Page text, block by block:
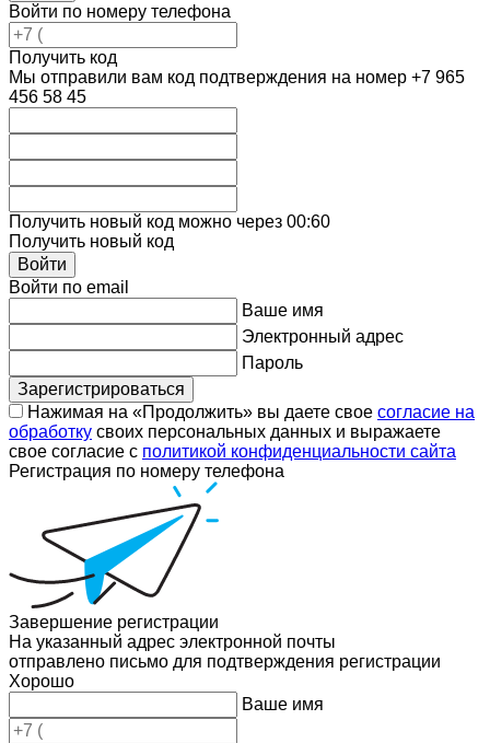
Войти по номеру телефона
Получить код
Мы отправили вам код подтверждения на номер +7 965
456 58 45
Получить новый код можно через 00:60
Получить новый код
Войти
Войти по email
Ваше имя
Электронный адрес
Пароль
Зарегистрироваться
Нажимая на «Продолжить» вы даете свое согласие на
обработку своих персональных данных и выражаете
свое согласие с политикой конфиденциальности сайта
Регистрация по номеру телефона
Завершение регистрации
На указанный адрес электронной почты
отправлено письмо для подтверждения регистрации
Хорошо
Ваше имя